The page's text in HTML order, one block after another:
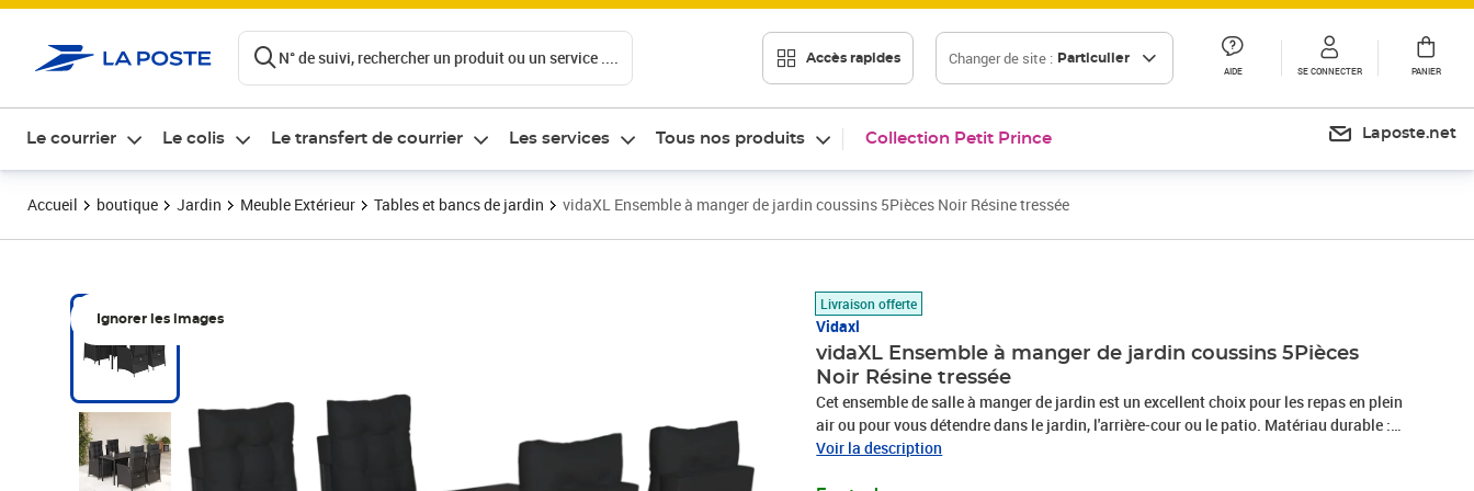
N° de suivi, rechercher un produit ou un service .... Accès rapides Changer de site : Particulier
AIDE SE CONNECTER PANIER
Le courrier Le colis Le transfert de courrier Les services Tous nos produits Collection Petit Prince Laposte.net
Accueil boutique Jardin Meuble Extérieur Tables et bancs de jardin vidaXL Ensemble à manger de jardin coussins 5Pièces Noir Résine tressée
Ignorer les images
Livraison offerte
Vidaxl
vidaXL Ensemble à manger de jardin coussins 5Pièces
Noir Résine tressée
Cet ensemble de salle à manger de jardin est un excellent choix pour les repas en plein
air ou pour vous détendre dans le jardin, l'arrière-cour ou le patio. Matériau durable :
la résine tressée, également connue sous le nom de poly rotin, est un matériau
Voir la description
Prix 518,89€